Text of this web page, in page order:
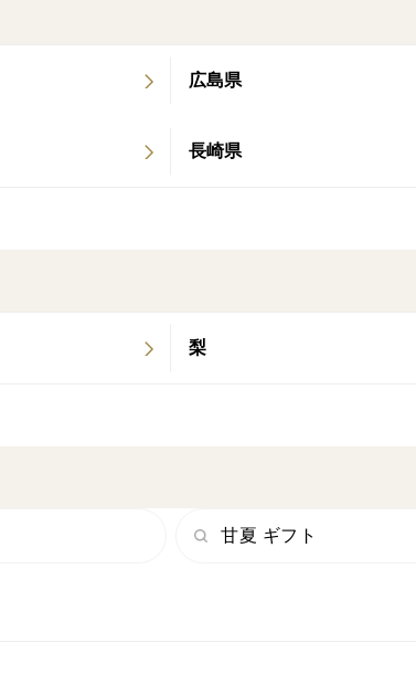
広島県
長崎県
梨
甘夏 ギフト